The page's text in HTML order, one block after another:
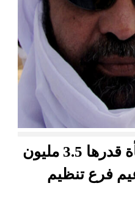
انتشال
نواذيبو
الدرك يعلن
"كوش" وتوقيف
مختارات
بعد 38
جثمان زوج
لكل من تبحث
ابروفيسورة
العسكرية في مالي، الخميس، مكافأة قدرها 3.5 مليون